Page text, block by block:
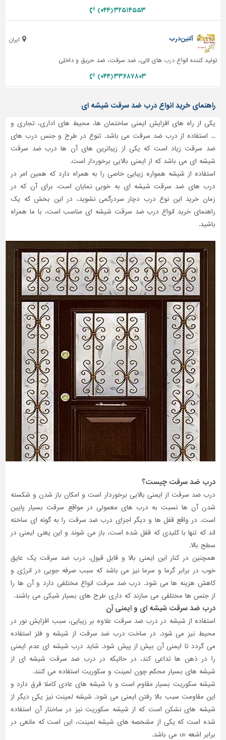
۳۲۵۱۴۵۵۳ (۰۴۴)
ایران آلتین درب
تولید کننده انواعدرب های لابی، ضد سرقت، ضد حریق و داخلی
۳۳۶۸۷۸۰۳ (۰۴۴)
راهنمای خرید انواع درب ضد سرقت شیشه ای
یکی از راه های افزایش ایمنی ساختمان ها، محیط های اداری، تجاری و
... استفاده از درب ضد سرقت می باشد. تنوع در طرح و جنس درب های
ضد سرقت زیاد است که یکی از زیباترین های آن ها درب ضد سرقت
شیشه ای می باشد که از ایمنی بالایی برخوردار است.
استفاده از شیشه همواره زیبایی خاصی را به همراه دارد که همین امر در
درب های ضد سرقت شیشه ای به خوبی نمایان است. برای آن که در
زمان خرید این نوع درب دچار سردرگمی نشوید، در این بخش که یک
راهنمای خرید انواع درب ضد سرقت شیشه ای مناسب است، با ما همراه
باشید.
درب ضد سرقت چیست؟
درب ضد سرقت از ایمنی بالایی برخوردار است و امکان باز شدن و شکسته
شدن آن ها نسبت به درب های معمولی در مواقع سرقت بسیار پایین
است. در واقع قفل ها و دیگر اجزای درب ضد سرقت را به گونه ای ساخته
اند که تنها با کلیدی که قفل شده است، باز می شوند و این یعنی ایمنی در
سطح بالا.
همچنین در کنار این ایمنی بالا و قابل قبول، درب ضد سرقت یک عایق
خوب در برابر گرما و سرما نیز می باشد که سبب صرفه جویی در انرژی و
کاهش هزینه ها می شود. درب ضد سرقت انواع مختلفی دارد و آن ها را
از جنس ها مختلفی می سازند که داری طرح های بسیار شیکی می باشند.
درب ضد سرقت شیشه ای و ایمنی آن
استفاده از شیشه در درب ضد سرقت علاوه بر زیبایی، سبب افزایش نور در
محیط نیز می شود. در ساخت درب ضد سرقت از شیشه و فلز استفاده
می گردد تا ایمنی آن بیش از پیش شود. شاید درب شیشه ای عدم ایمنی
را در ذهن ها تداعی کند، در حالیکه در درب ضد سرقت شیشه ای از
شیشه های بسیار محکم چون لمینت و سکوریت استفاده می کنند.
شیشه سکوریت بسیار مقاوم است و با شیشه های عادی کاملا فرق دارد و
این مقاومت سبب بالا رفتن ایمنی می شود. شیشه لمینت نیز یکی دیگر از
شیشه های نشکن است که از شیشه سکوریت نیز در ساختار آن استفاده
شده است که یکی از مشخصه های شیشه لمینت، این است که مانعی در
برابر اشعه uv می باشد.